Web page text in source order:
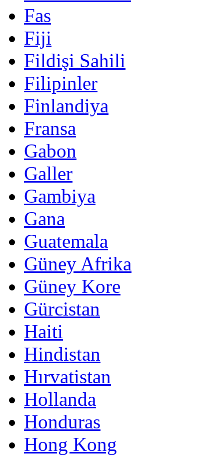
Fas
Fiji
Fildişi Sahili
Filipinler
Finlandiya
Fransa
Gabon
Galler
Gambiya
Gana
Guatemala
Güney Afrika
Güney Kore
Gürcistan
Haiti
Hindistan
Hırvatistan
Hollanda
Honduras
Hong Kong